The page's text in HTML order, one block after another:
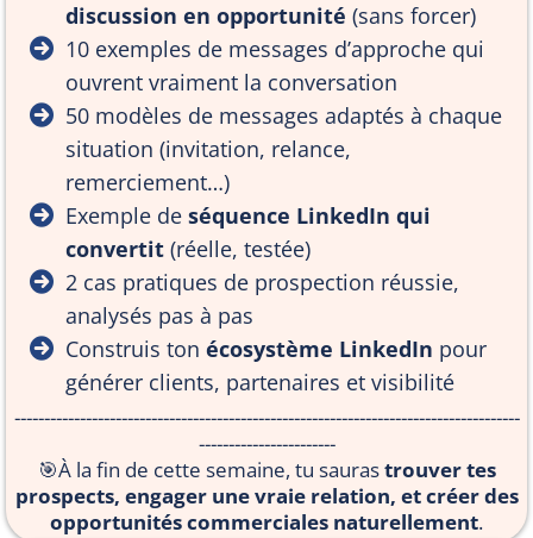
discussion en opportunité (sans forcer)
10 exemples de messages d’approche qui
ouvrent vraiment la conversation
50 modèles de messages adaptés à chaque
situation (invitation, relance,
remerciement…)
Exemple de séquence LinkedIn qui
convertit (réelle, testée)
2 cas pratiques de prospection réussie,
analysés pas à pas
Construis ton écosystème LinkedIn pour
générer clients, partenaires et visibilité
-------------------------------------------------------------------------------------
-----------------------
🎯À la fin de cette semaine, tu saurastrouver tes
prospects, engager une vraie relation, et créer des
opportunités commerciales naturellement.